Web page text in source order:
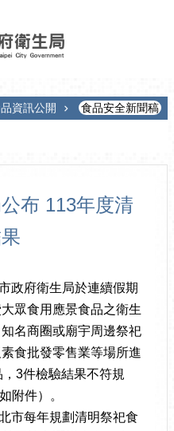
資訊公開 食品安全新聞稿
布 113年度清
府衛生局於連續假期
眾食用應景食品之衛生
名商圈或廟宇周邊祭祀
食批發零售業等場所進
3件檢驗結果不符規
附件）。
每年規劃清明祭祀食